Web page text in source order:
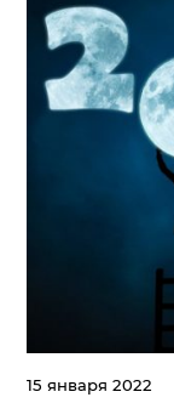
15 января 2022